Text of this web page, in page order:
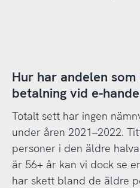
Hur har andelen
betalning vid e-
Totalt sett har ingen
under åren 2021–2022.
personer i den äldre
är 56+ år kan vi dock se
har skett bland de äldre